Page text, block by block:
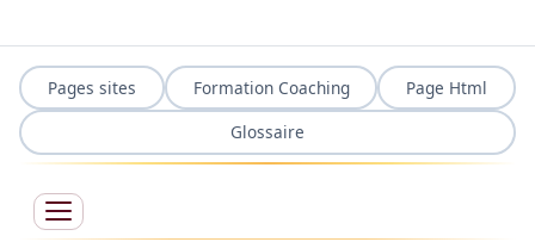
Pages sites Formation Coaching
Page Html
Glossaire